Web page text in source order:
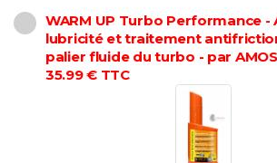
WARM UP Turbo Performance -
lubricité et traitement
palier fluide du turbo - par
35.99 € TTC